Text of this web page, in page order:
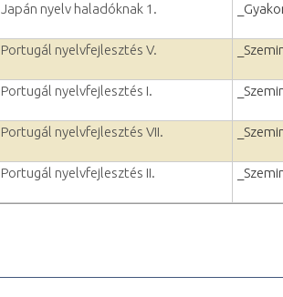
Japán nyelv haladóknak 1.
Portugál nyelvfejlesztés V.
Portugál nyelvfejlesztés I.
Portugál nyelvfejlesztés VII.
Portugál nyelvfejlesztés II.